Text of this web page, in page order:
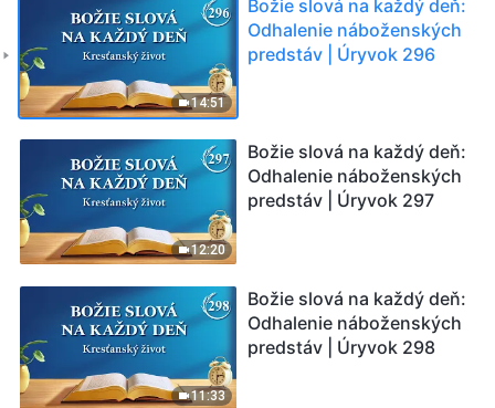
14:51
Božie slová na každý deň:
Odhalenie náboženských
predstáv | Úryvok 296
12:20
Božie slová na každý deň:
Odhalenie náboženských
predstáv | Úryvok 297
11:33
Božie slová na každý deň:
Odhalenie náboženských
predstáv | Úryvok 298